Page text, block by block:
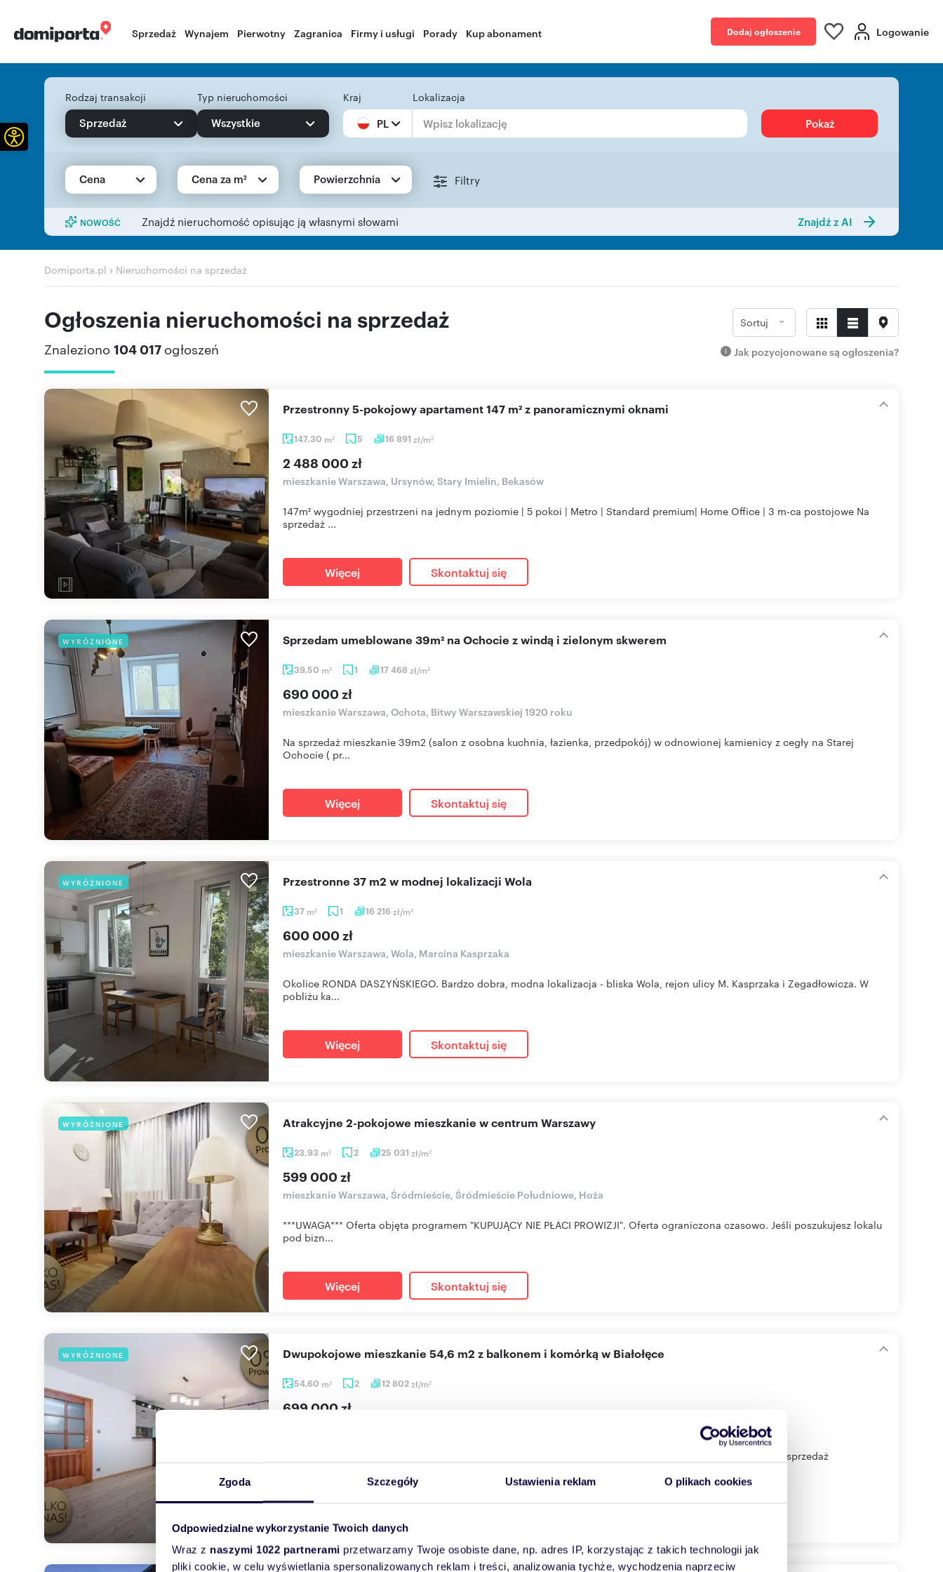
Zgoda Szczegóły Ustawienia reklam O plikach cookies
Odpowiedzialne wykorzystanie Twoich danych
Wraz z naszymi 1022 partnerami przetwarzamy Twoje osobiste dane, np. adres IP, korzystając z takich technologii jak
pliki cookie, w celu wyświetlania spersonalizowanych reklam i treści, analizowania tychże, wychodzenia naprzeciw
Sprzedaż Wynajem Pierwotny Zagranica Firmy i usługi Porady Kup abonament Dodaj ogłoszenie Logowanie
Rodzaj transakcji
Sprzedaż
Typ nieruchomości
Wszystkie
Kraj
PL
Lokalizacja
Pokaż
Cena Cena za m² Powierzchnia Filtry
NOWOŚĆ Znajdź nieruchomość opisując ją własnymi słowami Znajdź z AI
Domiporta.pl › Nieruchomości na sprzedaż
Ogłoszenia nieruchomości na sprzedaż
Znaleziono 104 017 ogłoszeń
Sortuj
Jak pozycjonowane są ogłoszenia?
147,30 m2 5 16 891 zł/m2
Przestronny 5-pokojowy apartament 147 m² z panoramicznymi oknami
2 488 000 zł
mieszkanie Warszawa, Ursynów, Stary Imielin, Bekasów
147m² wygodniej przestrzeni na jednym poziomie | 5 pokoi | Metro | Standard premium| Home Office | 3 m-ca postojowe Na
sprzedaż ...
Więcej Skontaktuj się
WYRÓŻNIONE
39,50 m2 1 17 468 zł/m2
Sprzedam umeblowane 39m² na Ochocie z windą i zielonym skwerem
690 000 zł
mieszkanie Warszawa, Ochota, Bitwy Warszawskiej 1920 roku
Na sprzedaż mieszkanie 39m2 (salon z osobna kuchnia, łazienka, przedpokój) w odnowionej kamienicy z cegły na Starej
Ochocie ( pr...
Więcej Skontaktuj się
WYRÓŻNIONE
37 m2 1 16 216zł/m2
Przestronne 37 m2 w modnej lokalizacji Wola
600 000 zł
mieszkanie Warszawa, Wola, Marcina Kasprzaka
Okolice RONDA DASZYŃSKIEGO. Bardzo dobra, modna lokalizacja - bliska Wola, rejon ulicy M. Kasprzaka i Zegadłowicza. W
pobliżu ka...
Więcej Skontaktuj się
WYRÓŻNIONE
23,93 m2 2 25 031 zł/m2
Atrakcyjne 2-pokojowe mieszkanie w centrum Warszawy
599 000 zł
mieszkanie Warszawa, Śródmieście, Śródmieście Południowe, Hoża
***UWAGA*** Oferta objęta programem "KUPUJĄCY NIE PŁACI PROWIZJI". Oferta ograniczona czasowo. Jeśli poszukujesz lokalu
pod bizn...
Więcej Skontaktuj się
WYRÓŻNIONE
54,60 m2 2 12 802zł/m2
Dwupokojowe mieszkanie 54,6 m2 z balkonem i komórką w Białołęce
699 000 zł
***UWAGA*** Oferta objęta programem "KUPUJĄCY NIE PŁACI PROWIZJI". Oferta ograniczona czasowo. Na sprzedaż
Otwórz pasek narzędzi